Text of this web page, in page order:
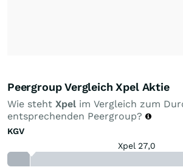
Peergroup Vergleich Xpel Aktie
Wie steht Xpel im Vergleich zum
entsprechenden Peergroup?
KGV
Xpel 27,0